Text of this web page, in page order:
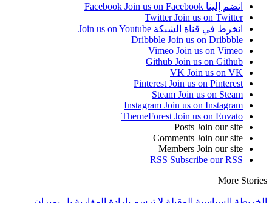
انضم إلينا Facebook Join us on Facebook
Twitter Join us on Twitter
انخرط في قناة الشبكة Join us on Youtube
Dribbble Join us on Dribbble
Vimeo Join us on Vimeo
Github Join us on Github
VK Join us on VK
Pinterest Join us on Pinterest
Steam Join us on Steam
Instagram Join us on Instagram
ThemeForest Join us on Envato
Posts Join our site
Comments Join our site
Members Join our site
RSS Subscribe our RSS
More Stories